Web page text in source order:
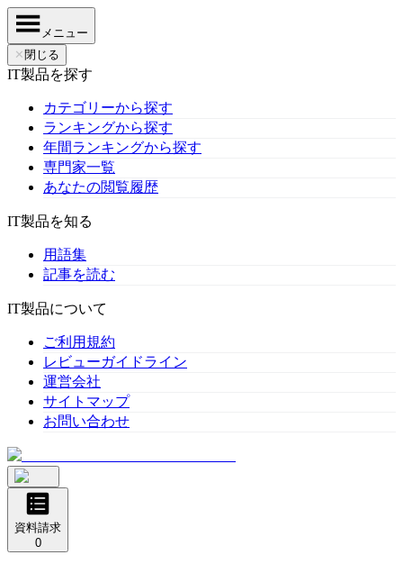
メニュー
✕ 閉じる
IT製品を探す
カテゴリーから探す
ランキングから探す
年間ランキングから探す
専門家一覧
あなたの閲覧履歴
IT製品を知る
用語集
記事を読む
IT製品について
ご利用規約
レビューガイドライン
運営会社
サイトマップ
お問い合わせ
資料請求
0